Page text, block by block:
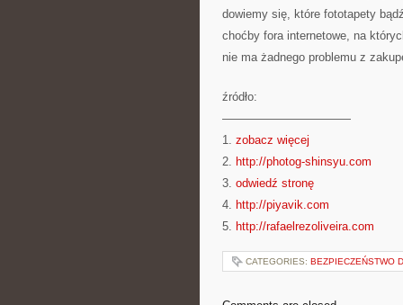
dowiemy się, które fototapety
choćby fora internetowe, na
nie ma żadnego problemu z
źródło:
———————————
1. zobacz więcej
2. http://photog-shinsyu.com
3. odwiedź stronę
4. http://piyavik.com
5. http://rafaelrezoliveira.com
CATEGORIES: BEZPIECZEŃSTWO